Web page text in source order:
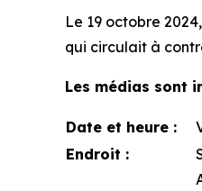
Le 19 octobre
qui circulait à
Les médias sont
Date et heure :
Endroit :